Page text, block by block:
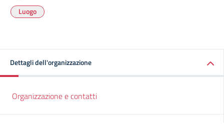
Luogo
Dettagli dell'organizzazione
Organizzazione e contatti